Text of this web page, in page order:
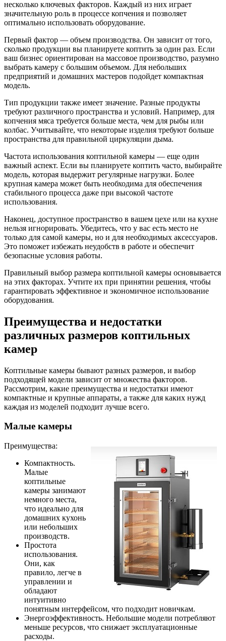
несколько ключевых факторов. Каждый из них играет
значительную роль в процессе копчения и позволяет
оптимально использовать оборудование.
Первый фактор — объем производства. Он зависит от того,
сколько продукции вы планируете коптить за один раз. Если
ваш бизнес ориентирован на массовое производство, разумно
выбрать камеру с большим объемом. Для небольших
предприятий и домашних мастеров подойдет компактная
модель.
Тип продукции также имеет значение. Разные продукты
требуют различного пространства и условий. Например, для
копчения мяса требуется больше места, чем для рыбы или
колбас. Учитывайте, что некоторые изделия требуют больше
пространства для правильной циркуляции дыма.
Частота использования коптильной камеры — еще один
важный аспект. Если вы планируете коптить часто, выбирайте
модель, которая выдержит регулярные нагрузки. Более
крупная камера может быть необходима для обеспечения
стабильного процесса даже при высокой частоте
использования.
Наконец, доступное пространство в вашем цехе или на кухне
нельзя игнорировать. Убедитесь, что у вас есть место не
только для самой камеры, но и для необходимых аксессуаров.
Это поможет избежать неудобств в работе и обеспечит
безопасные условия работы.
Правильный выбор размера коптильной камеры основывается
на этих факторах. Учтите их при принятии решения, чтобы
гарантировать эффективное и экономичное использование
оборудования.
Преимущества и недостатки
различных размеров коптильных
камер
Коптильные камеры бывают разных размеров, и выбор
подходящей модели зависит от множества факторов.
Рассмотрим, какие преимущества и недостатки имеют
компактные и крупные аппараты, а также для каких нужд
каждая из моделей подходит лучше всего.
Малые камеры
Преимущества:
Компактность.
Малые
коптильные
камеры занимают
немного места,
что идеально для
домашних кухонь
или небольших
производств.
Простота
использования.
Они, как
правило, легче в
управлении и
обладают
интуитивно
понятным интерфейсом, что подходит новичкам.
Энергоэффективность. Небольшие модели потребляют
меньше ресурсов, что снижает эксплуатационные
расходы.